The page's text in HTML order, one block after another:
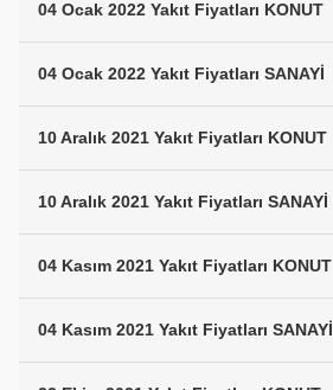
04 Ocak 2022 Yakıt Fiyatları KONUT
04 Ocak 2022 Yakıt Fiyatları SANAYİ
10 Aralık 2021 Yakıt Fiyatları KONUT
10 Aralık 2021 Yakıt Fiyatları SANAYİ
04 Kasım 2021 Yakıt Fiyatları KONUT
04 Kasım 2021 Yakıt Fiyatları SANAYİ